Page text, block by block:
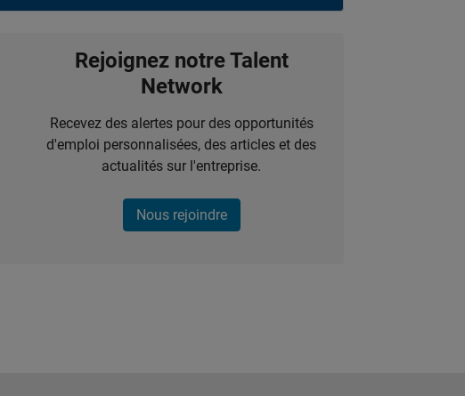
Rejoignez notre Talent
Network
Recevez des alertes pour des opportunités
d'emploi personnalisées, des articles et des
actualités sur l'entreprise.
Nous rejoindre